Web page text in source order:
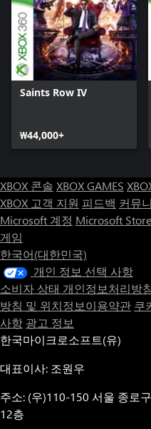
Saints Row IV
₩44,000+
XBOX 콘솔 XBOX GAMES
XBOX 고객 지원 피드백 커뮤
Microsoft 계정 Microsoft
게임
한국어(대한민국)
개인 정보 선택 사항
소비자 상태 개인정보처리방
방침 및 위치정보이용약관 쿠
사항 광고 정보
한국마이크로소프트(유)
대표이사: 조원우
주소: (우)110-150 서울 종로
12층